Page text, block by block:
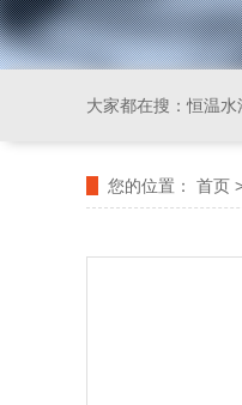
大家都在搜：恒温水
您的位置： 首页